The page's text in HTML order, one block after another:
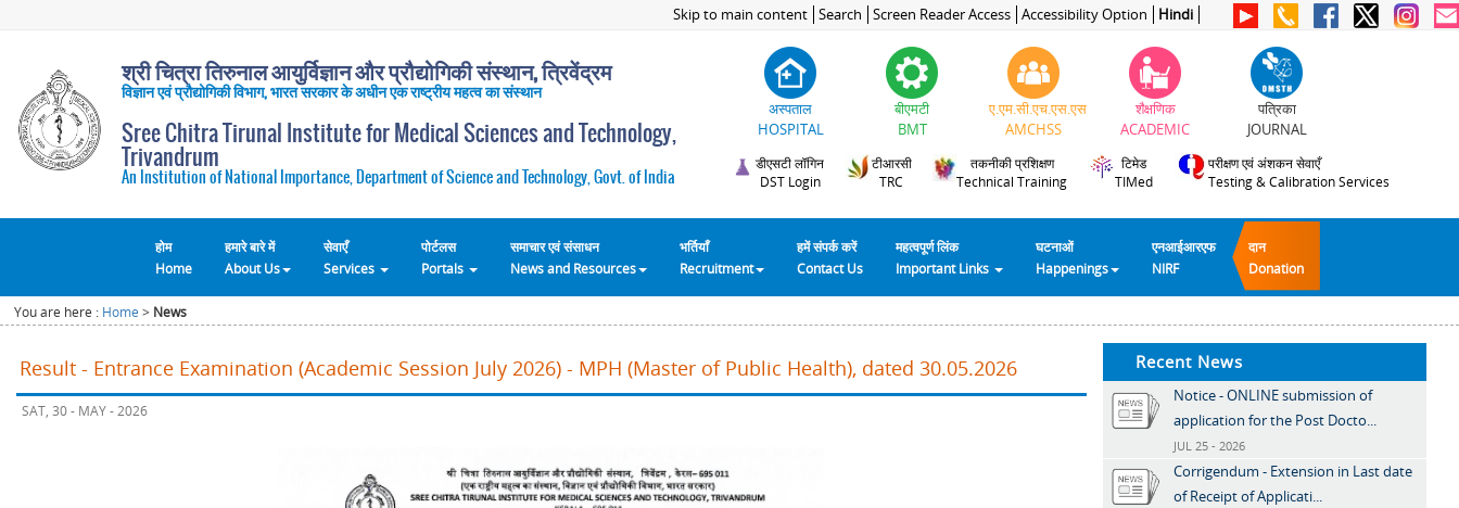
Skip to main content Search Screen Reader Access Accessibility Option Hindi
श्री चित्रा तिरुनाल आयुर्विज्ञान और प्रौद्योगिकी संस्थान, त्रिवेंद्रम
विज्ञान एवं प्रौद्योगिकी विभाग, भारत सरकार के अधीन एक राष्ट्रीय महत्व का संस्थान
Sree Chitra Tirunal Institute for Medical Sciences and Technology,
Trivandrum
An Institution of National Importance, Department of Science and Technology, Govt. of India
अस्पताल
HOSPITAL
बीएमटी
BMT
ए.एम.सी.एच.एस.एस
AMCHSS
शैक्षणिक
ACADEMIC
पत्रिका
JOURNAL
डीएसटी लॉगिन
DST Login
टीआरसी
TRC
तकनीकी प्रशिक्षण
Technical Training
टिमेड
TIMed
परीक्षण एवं अंशकन सेवाएँ
Testing & Calibration Services
होम
Home
हमारे बारे में
About Us
सेवाएँ
Services
पोर्टलस
Portals
समाचार एवं संसाधन
News and Resources
भर्तियाँ
Recruitment
हमें संपर्क करें
Contact Us
महत्वपूर्ण लिंक
Important Links
घटनाओं
Happenings
एनआईआरएफ
NIRF
दान
Donation
You are here : Home > News
Result - Entrance Examination (Academic Session July 2026) - MPH (Master of Public Health), dated 30.05.2026
SAT, 30 - MAY - 2026
Recent News
Notice - ONLINE submission of
application for the Post Docto...
JUL 25 - 2026
Corrigendum - Extension in Last date
of Receipt of Applicati...